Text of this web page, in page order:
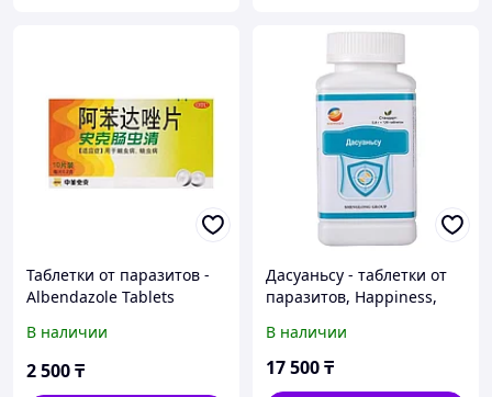
Таблетки от паразитов -
Albendazole Tablets
В наличии
2 500₸
Дасуаньсу - таблетки от
паразитов, Happiness,
В наличии
17 500₸